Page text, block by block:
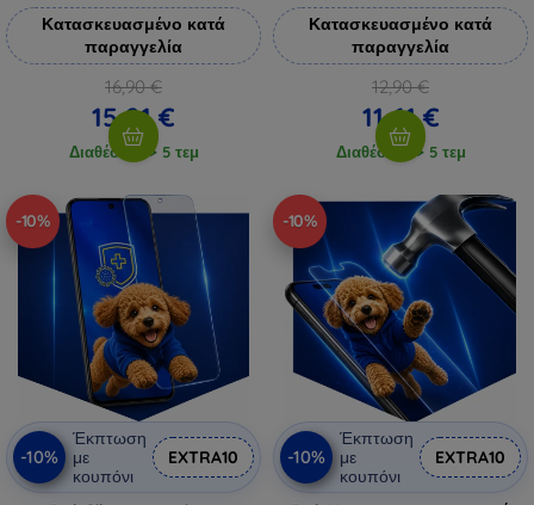
Κατασκευασμένο κατά
παραγγελία
16,90 €
15,21 €
Διαθέσιμο > 5 τεμ
Κατασκευασμένο κατά
παραγγελία
12,90 €
11,61 €
Διαθέσιμο > 5 τεμ
-10%
-10%
Έκπτωση
με
κουπόνι
EXTRA10
-10%
-10%
Έκπτωση
με
κουπόνι
EXTRA10